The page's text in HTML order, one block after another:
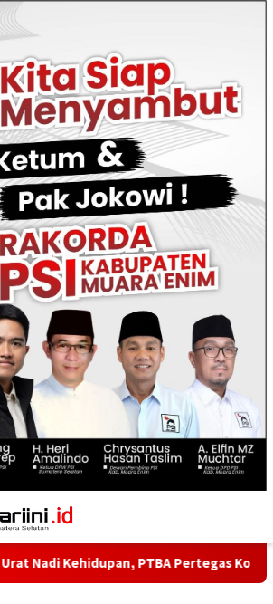
PTBA Pertegas Komitmen